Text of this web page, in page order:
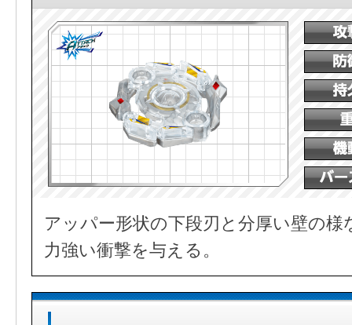
アッパー形状の下段刃と分厚い壁の
力強い衝撃を与える。